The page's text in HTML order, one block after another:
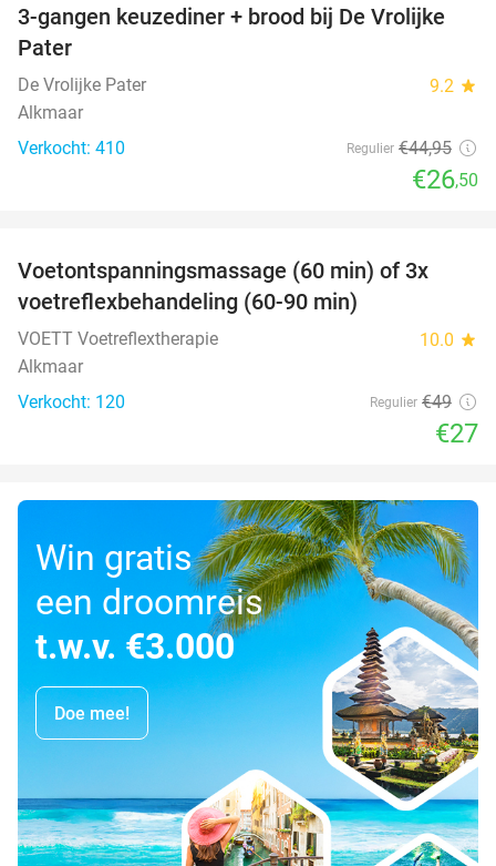
41%
3-gangen keuzediner + brood bij De Vrolijke
Pater
De Vrolijke Pater 9.2 star
Alkmaar
Verkocht: 410
Regulier €44,95
€26,50
45%
OUT
Voetontspanningsmassage (60 min) of 3x
voetreflexbehandeling (60-90 min)
VOETT Voetreflextherapie 10.0 star
Alkmaar
Verkocht: 120
Regulier €49
€27
Win gratis
een droomreis
t.w.v. €3.000
Doe mee!